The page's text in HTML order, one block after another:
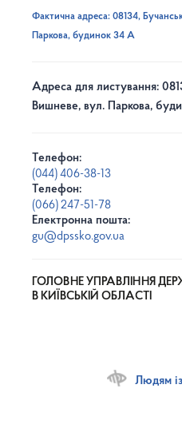
Фактична адреса: 08134,
Паркова, будинок 34 А
Адреса для листування:
Вишневе, вул. Паркова,
Телефон:
(044) 406-38-13
Телефон:
(066) 247-51-78
Електронна пошта:
gu@dpssko.gov.ua
ГОЛОВНЕ УПРАВЛІННЯ
В КИЇВСЬКІЙ ОБЛАСТІ
Людям